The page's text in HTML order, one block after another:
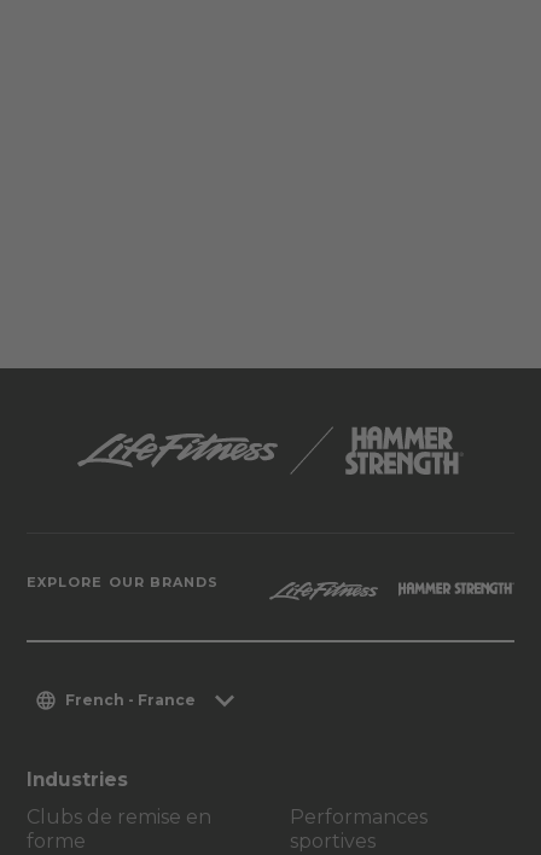
EXPLORE OUR BRANDS
French - France
Industries
Clubs de remise en
forme
Performances
sportives